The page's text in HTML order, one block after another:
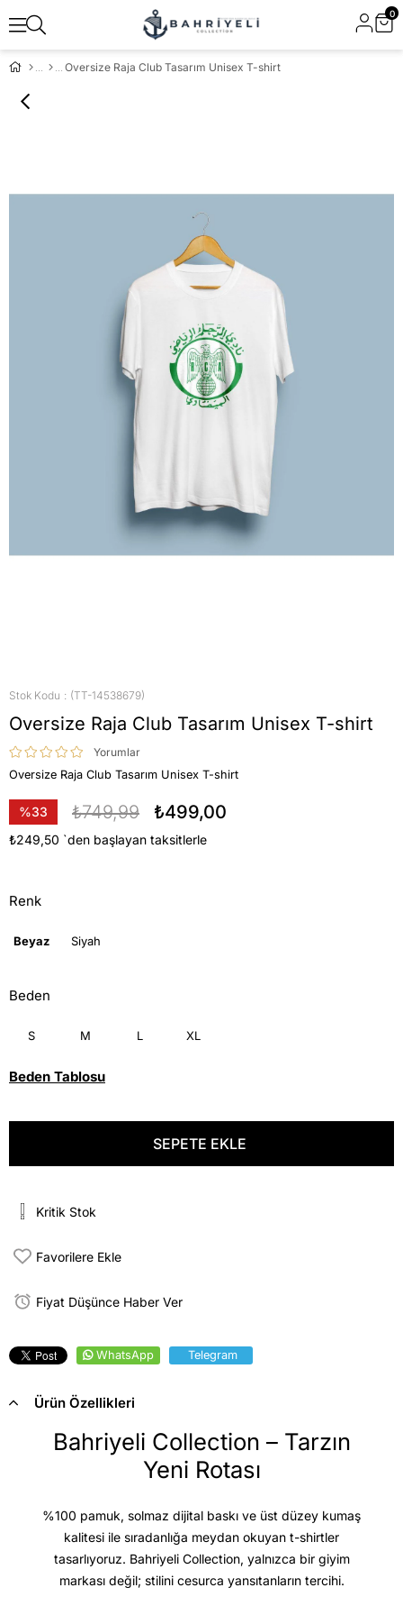
0
Oversize Raja Club Tasarım Unisex T-shirt
Stok Kodu (TT-14538679)
Oversize Raja Club Tasarım Unisex T-shirt
Yorumlar
Oversize Raja Club Tasarım Unisex T-shirt
%33
İndirim
₺749,99 ₺499,00
₺249,50 `den başlayan taksitlerle
Renk
Beyaz Siyah
Beden
S M L XL
Beden Tablosu
Kritik Stok
Favorilere Ekle
Fiyat Düşünce Haber Ver
WhatsApp Telegram
Ürün Özellikleri
Bahriyeli Collection – Tarzın
Yeni Rotası
%100 pamuk, solmaz dijital baskı ve üst düzey kumaş
kalitesi ile sıradanlığa meydan okuyan t-shirtler
tasarlıyoruz. Bahriyeli Collection, yalnızca bir giyim
markası değil; stilini cesurca yansıtanların tercihi.